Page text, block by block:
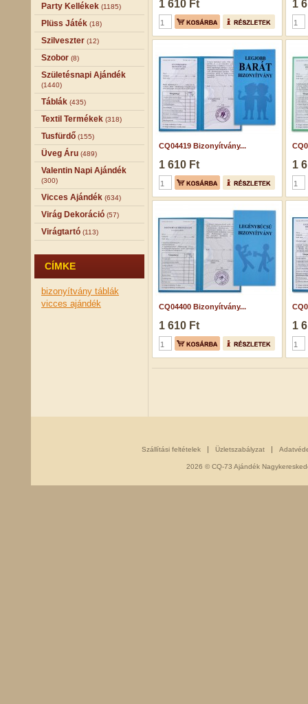
Party Kellékek (1185)
Plüss Játék (18)
Szilveszter (12)
Szobor (8)
Születésnapi Ajándék
(1440)
Táblák (435)
Textil Termékek (318)
Tusfürdő (155)
Üveg Áru (489)
Valentin Napi Ajándék
(300)
Vicces Ajándék (634)
Virág Dekoráció (57)
Virágtartó (113)
CÍMKE
bizonyítvány táblák
vicces ajándék
1 610 Ft 1
CQ04419 Bizonyítvány...
1 610 Ft 1
CQ04400 Bizonyítvány...
1 610 Ft 1
Szállítási feltételek Üzletszabályzat
2026 © CQ-73 Ajándék